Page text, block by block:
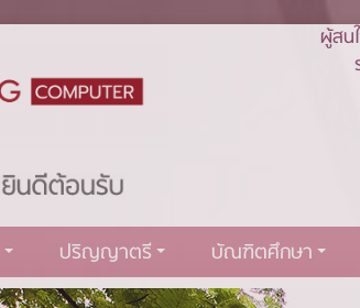
ผู้สน
ปริญญาตรี บัณฑิตศึกษา